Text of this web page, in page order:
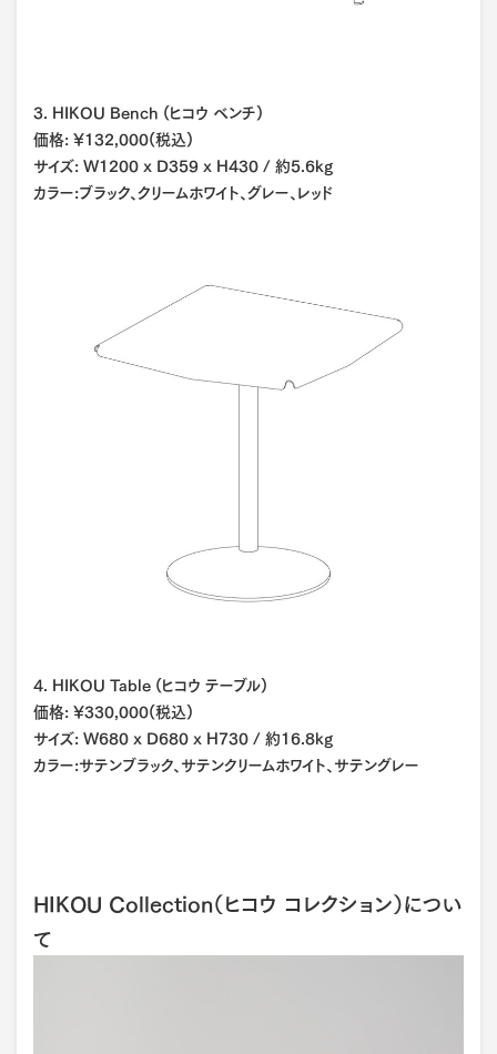
3. HIKOU Bench (ヒコウ ベンチ)
価格: ¥132,000(税込)
サイズ: W1200 x D359 x H430 / 約5.6kg
カラー:ブラック、クリームホワイト、グレー、レッド
4. HIKOU Table (ヒコウ テーブル)
価格: ¥330,000(税込)
サイズ: W680 x D680 x H730 / 約16.8kg
カラー:サテンブラック、サテンクリームホワイト、サテングレー
HIKOU Collection（ヒコウ コレクション）につい
て